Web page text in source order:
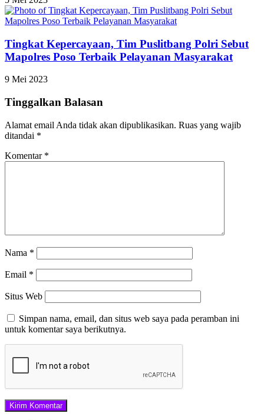
Tingkat Kepercayaan, Tim Puslitbang Polri Sebut
Mapolres Poso Terbaik Pelayanan Masyarakat
9 Mei 2023
Tinggalkan Balasan
Alamat email Anda tidak akan dipublikasikan. Ruas yang wajib
ditandai *
Komentar *
Nama *
Email *
Situs Web
Simpan nama, email, dan situs web saya pada peramban ini
untuk komentar saya berikutnya.